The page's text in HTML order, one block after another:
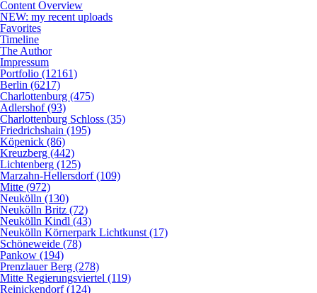
Content Overview
NEW: my recent uploads
Favorites
Timeline
The Author
Impressum
Portfolio (12161)
Berlin (6217)
Charlottenburg (475)
Adlershof (93)
Charlottenburg Schloss (35)
Friedrichshain (195)
Köpenick (86)
Kreuzberg (442)
Lichtenberg (125)
Marzahn-Hellersdorf (109)
Mitte (972)
Neukölln (130)
Neukölln Britz (72)
Neukölln Kindl (43)
Neukölln Körnerpark Lichtkunst (17)
Schöneweide (78)
Pankow (194)
Prenzlauer Berg (278)
Mitte Regierungsviertel (119)
Reinickendorf (124)